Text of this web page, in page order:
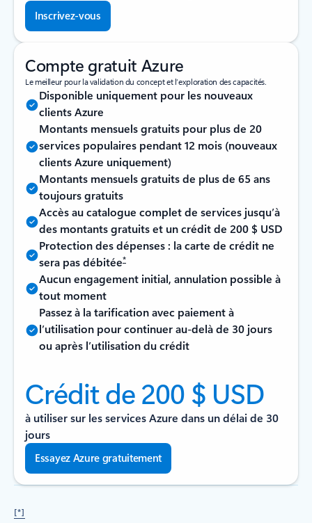
Inscrivez-vous
Compte gratuit Azure
Le meilleur pour la validation du concept et l’exploration des capacités.
Disponible uniquement pour les nouveaux
clients Azure
Montants mensuels gratuits pour plus de 20
services populaires pendant 12 mois (nouveaux
clients Azure uniquement)
Montants mensuels gratuits de plus de 65 ans
toujours gratuits
Accès au catalogue complet de services jusqu’à
des montants gratuits et un crédit de 200 $ USD
Protection des dépenses : la carte de crédit ne
sera pas débitée*
Aucun engagement initial, annulation possible à
tout moment
Passez à la tarification avec paiement à
l’utilisation pour continuer au-delà de 30 jours
ou après l’utilisation du crédit
Crédit de 200 $ USD
à utiliser sur les services Azure dans un délai de 30
jours
Essayez Azure gratuitement
[*]